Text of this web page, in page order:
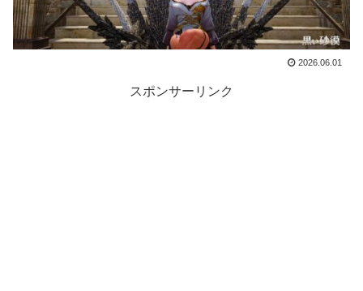
2026.06.01
スポンサーリンク